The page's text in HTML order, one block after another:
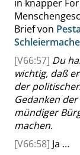
in knapper
Brief von
[V66:57] Du
wichtig, daß
der
Gedanken
mündiger
machen.
[V66:58] Ja …